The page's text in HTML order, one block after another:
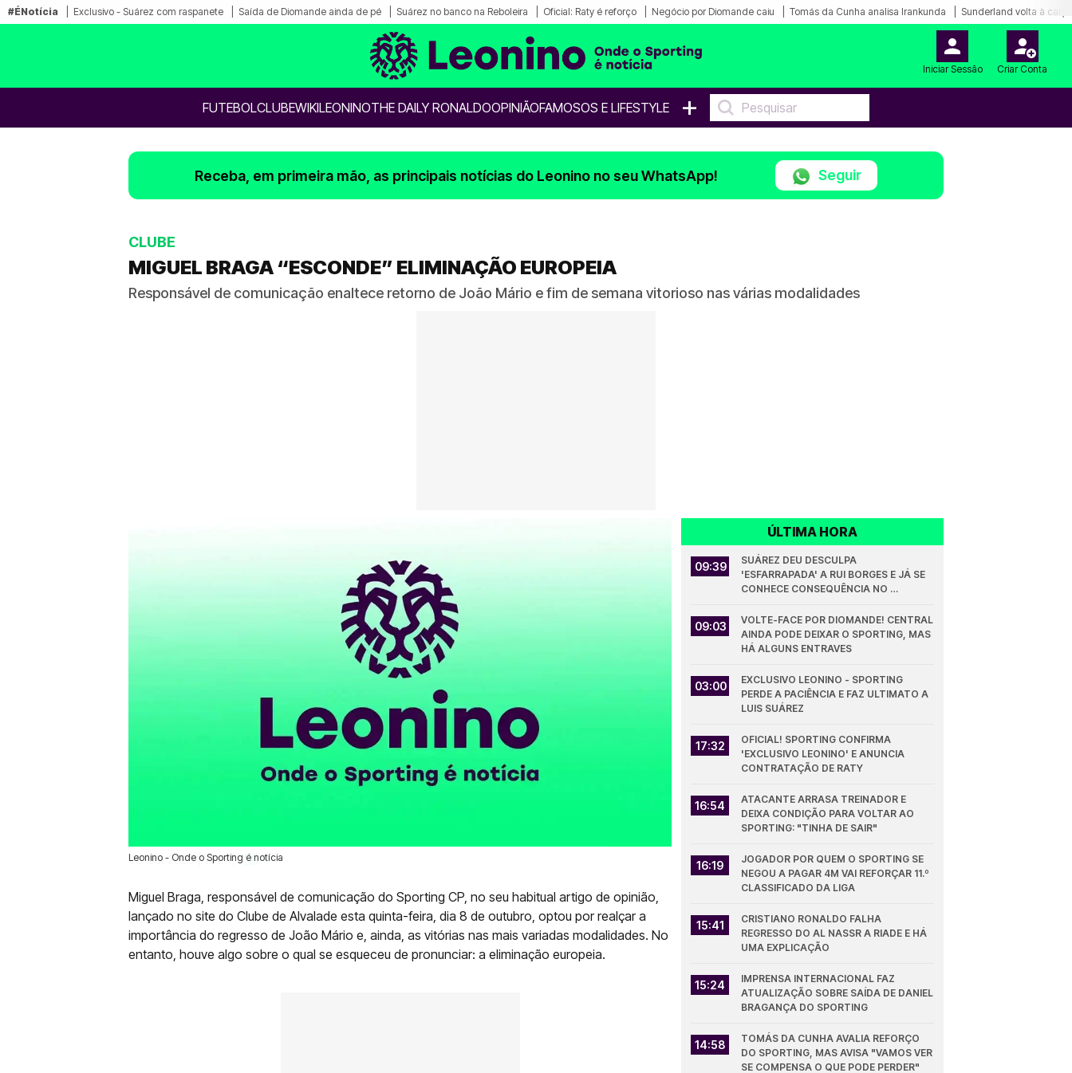
#ÉNotícia Exclusivo - Suárez com raspanete Saída de Diomande ainda de pé Suárez no banco na Reboleira Oficial: Raty é reforço Negócio por Diomande caiu Tomás da Cunha analisa Irankunda Sunderland volta à
Iniciar Sessão Criar Conta
FUTEBOLCLUBEWIKILEONINOTHE DAILY RONALDOOPINIÃOFAMOSOS E LIFESTYLE +
Receba, em primeira mão, as principais notícias do Leonino no seu WhatsApp! Seguir
CLUBE
MIGUEL BRAGA “ESCONDE” ELIMINAÇÃO EUROPEIA
Responsável de comunicação enaltece retorno de João Mário e fim de semana vitorioso nas várias modalidades
Leonino - Onde o Sporting é notícia
08 Out 2020 | 15:27 | 1
Miguel Braga, responsável de comunicação do Sporting CP, no seu habitual artigo de opinião,
lançado no site do Clube de Alvalade esta quinta-feira, dia 8 de outubro, optou por realçar a
importância do regresso de João Mário e, ainda, as vitórias nas mais variadas modalidades. No
entanto, houve algo sobre o qual se esqueceu de pronunciar: a eliminação europeia.
ÚLTIMA HORA
09:39
SUÁREZ DEU DESCULPA
'ESFARRAPADA' A RUI BORGES E JÁ SE
CONHECE CONSEQUÊNCIA NO
09:03
VOLTE-FACE POR DIOMANDE! CENTRAL
AINDA PODE DEIXAR O SPORTING, MAS
HÁ ALGUNS ENTRAVES
03:00
EXCLUSIVO LEONINO - SPORTING
PERDE A PACIÊNCIA E FAZ ULTIMATO A
LUIS SUÁREZ
17:32
OFICIAL! SPORTING CONFIRMA
'EXCLUSIVO LEONINO' E ANUNCIA
CONTRATAÇÃO DE RATY
16:54
ATACANTE ARRASA TREINADOR E
DEIXA CONDIÇÃO PARA VOLTAR AO
SPORTING: "TINHA DE SAIR"
16:19
JOGADOR POR QUEM O SPORTING SE
NEGOU A PAGAR 4M VAI REFORÇAR 11.º
CLASSIFICADO DA LIGA
15:41
CRISTIANO RONALDO FALHA
REGRESSO DO AL NASSR A RIADE E HÁ
UMA EXPLICAÇÃO
15:24
IMPRENSA INTERNACIONAL FAZ
ATUALIZAÇÃO SOBRE SAÍDA DE DANIEL
BRAGANÇA DO SPORTING
14:58
TOMÁS DA CUNHA AVALIA REFORÇO
DO SPORTING, MAS AVISA "VAMOS VER
SE COMPENSA O QUE PODE PERDER"